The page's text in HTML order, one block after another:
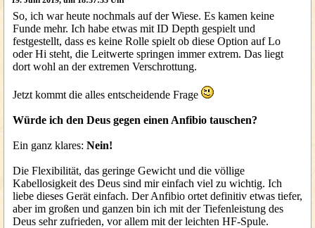
So, ich war heute nochmals auf der Wiese. Es kamen keine
Funde mehr. Ich habe etwas mit ID Depth gespielt und
festgestellt, dass es keine Rolle spielt ob diese Option auf Lo
oder Hi steht, die Leitwerte springen immer extrem. Das liegt
dort wohl an der extremen Verschrottung.
Jetzt kommt die alles entscheidende Frage
Würde ich den Deus gegen einen Anfibio tauschen?
Ein ganz klares: Nein!
Die Flexibilität, das geringe Gewicht und die völlige
Kabellosigkeit des Deus sind mir einfach viel zu wichtig. Ich
liebe dieses Gerät einfach. Der Anfibio ortet definitiv etwas tiefer,
aber im großen und ganzen bin ich mit der Tiefenleistung des
Deus sehr zufrieden, vor allem mit der leichten HF-Spule.